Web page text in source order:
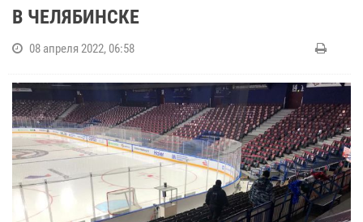
В ЧЕЛЯБИНСКЕ
08 апреля 2022, 06:58